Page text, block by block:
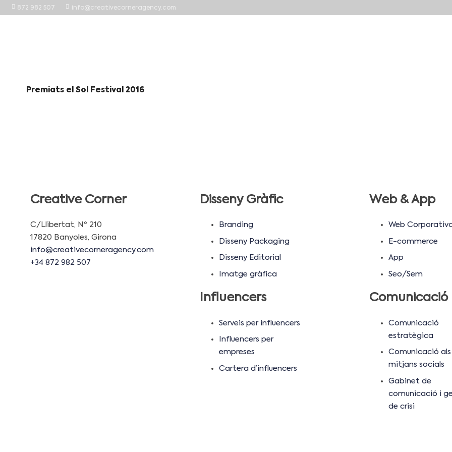
872 982 507 info@creativecorneragency.com
Premiats el Sol Festival 2016
Creative Corner
C/Llibertat, Nº 210
17820 Banyoles, Girona
info@creativecorneragency.com
+34 872 982 507
Disseny Gràfic
Branding
Disseny Packaging
Disseny Editorial
Imatge gràfica
Influencers
Serveis per influencers
Influencers per
empreses
Cartera d’influencers
Web & App
Web
E-commerce
App
Seo/Sem
Comunicació
Comunicació
estratègica
Comunicació als
mitjans socials
Gabinet de
comunicació i
de crisi